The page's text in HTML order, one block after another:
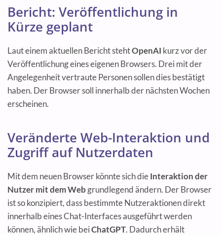
Bericht: Veröffentlichung in
Kürze geplant
Laut einem aktuellen Bericht stehtOpenAI kurz vor der
Veröffentlichung eines eigenen Browsers. Drei mit der
Angelegenheit vertraute Personen sollen dies bestätigt
haben. Der Browser soll innerhalb der nächsten Wochen
erscheinen.
Veränderte Web-Interaktion und
Zugriff auf Nutzerdaten
Mit dem neuen Browser könnte sich dieInteraktion der
Nutzer mit dem Webgrundlegend ändern. Der Browser
ist so konzipiert, dass bestimmte Nutzeraktionen direkt
innerhalb eines Chat-Interfaces ausgeführt werden
können, ähnlich wie beiChatGPT. Dadurch erhält